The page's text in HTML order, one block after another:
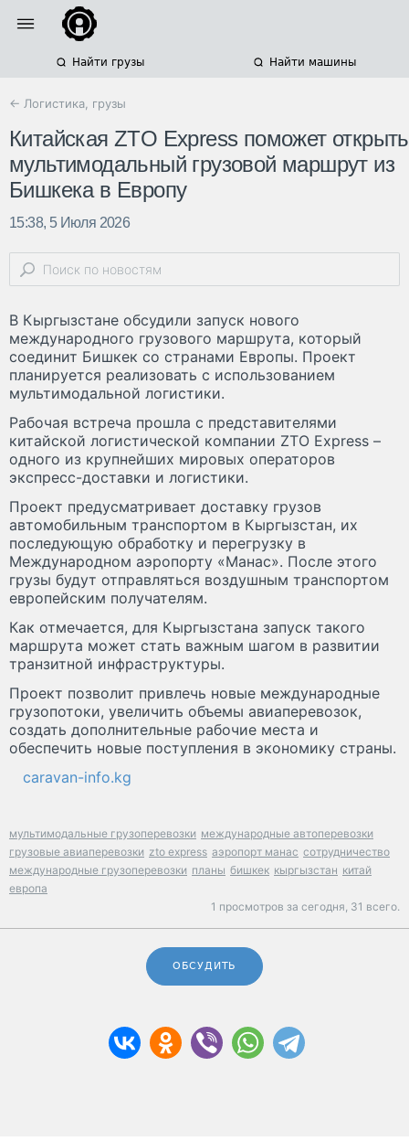
Найти грузы Найти машины
← Логистика, грузы
Китайская ZTO Express поможет открыть
мультимодальный грузовой маршрут из
Бишкека в Европу
15:38, 5 Июля 2026
В Кыргызстане обсудили запуск нового
международного грузового маршрута, который
соединит Бишкек со странами Европы. Проект
планируется реализовать с использованием
мультимодальной логистики.
Рабочая встреча прошла с представителями
китайской логистической компании ZTO Express –
одного из крупнейших мировых операторов
экспресс-доставки и логистики.
Проект предусматривает доставку грузов
автомобильным транспортом в Кыргызстан, их
последующую обработку и перегрузку в
Международном аэропорту «Манас». После этого
грузы будут отправляться воздушным транспортом
европейским получателям.
Как отмечается, для Кыргызстана запуск такого
маршрута может стать важным шагом в развитии
транзитной инфраструктуры.
Проект позволит привлечь новые международные
грузопотоки, увеличить объемы авиаперевозок,
создать дополнительные рабочие места и
обеспечить новые поступления в экономику страны.
caravan-info.kg
мультимодальные грузоперевозки международные автоперевозки
грузовые авиаперевозки zto express аэропорт манас сотрудничество
международные грузоперевозки планы бишкек кыргызстан китай
европа
1 просмотров за сегодня, 31 всего.
ОБСУДИТЬ